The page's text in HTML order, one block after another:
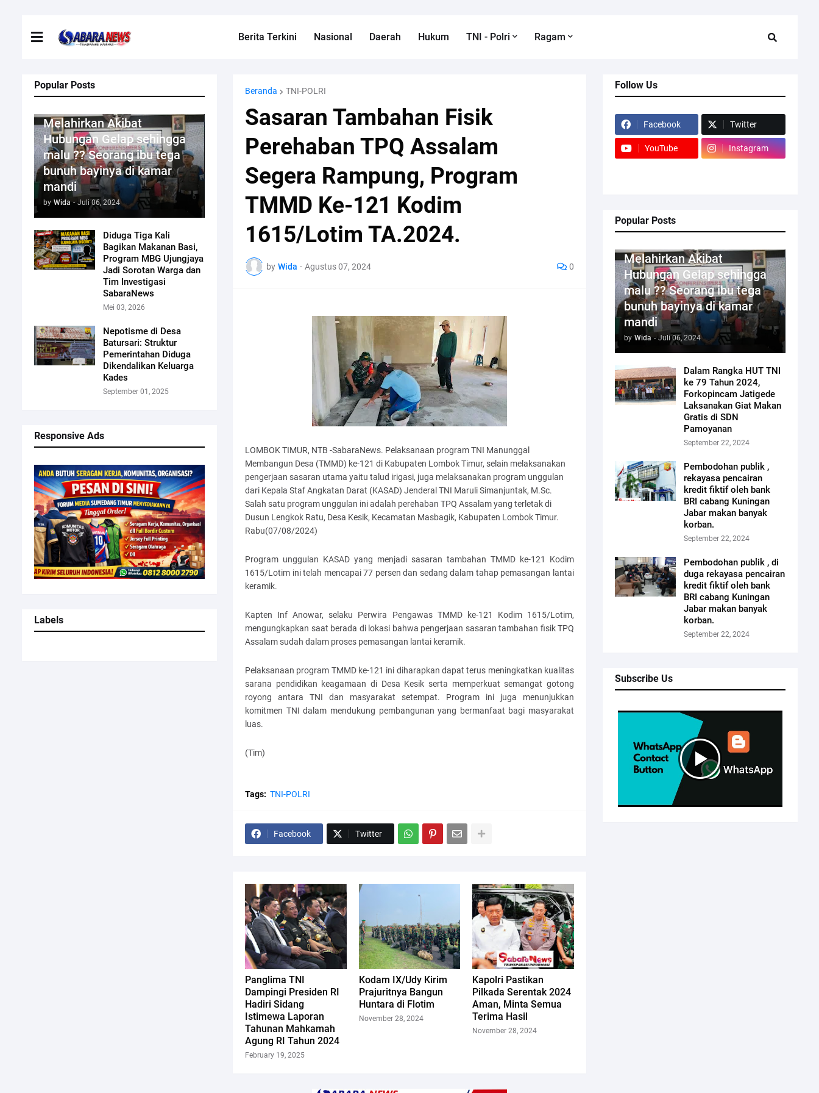
Berita Terkini Nasional Daerah Hukum TNI - Polri Ragam
Popular Posts
Melahirkan Akibat
Hubungan Gelap sehingga
malu ?? Seorang ibu tega
bunuh bayinya di kamar
mandi
by Wida - Juli 06, 2024
Diduga Tiga Kali
Bagikan Makanan Basi,
Program MBG Ujungjaya
Jadi Sorotan Warga dan
Tim Investigasi
SabaraNews
Mei 03, 2026
Nepotisme di Desa
Batursari: Struktur
Pemerintahan Diduga
Dikendalikan Keluarga
Kades
September 01, 2025
Responsive Ads
Labels
Beranda TNI-POLRI
Sasaran Tambahan Fisik
Perehaban TPQ Assalam
Segera Rampung, Program
TMMD Ke-121 Kodim
1615/Lotim TA.2024.
by Wida - Agustus 07, 2024 0
LOMBOK TIMUR, NTB -SabaraNews. Pelaksanaan program TNI Manunggal
Membangun Desa (TMMD) ke-121 di Kabupaten Lombok Timur, selain melaksanakan
pengerjaan sasaran utama yaitu talud irigasi, juga melaksanakan program unggulan
dari Kepala Staf Angkatan Darat (KASAD) Jenderal TNI Maruli Simanjuntak, M.Sc.
Salah satu program unggulan ini adalah perehaban TPQ Assalam yang terletak di
Dusun Lengkok Ratu, Desa Kesik, Kecamatan Masbagik, Kabupaten Lombok Timur.
Rabu(07/08/2024)
Program unggulan KASAD yang menjadi sasaran tambahan TMMD ke-121 Kodim
1615/Lotim ini telah mencapai 77 persen dan sedang dalam tahap pemasangan lantai
keramik.
Kapten Inf Anowar, selaku Perwira Pengawas TMMD ke-121 Kodim 1615/Lotim,
mengungkapkan saat berada di lokasi bahwa pengerjaan sasaran tambahan fisik TPQ
Assalam sudah dalam proses pemasangan lantai keramik.
Pelaksanaan program TMMD ke-121 ini diharapkan dapat terus meningkatkan kualitas
sarana pendidikan keagamaan di Desa Kesik serta memperkuat semangat gotong
royong antara TNI dan masyarakat setempat. Program ini juga menunjukkan
komitmen TNI dalam mendukung pembangunan yang bermanfaat bagi masyarakat
luas.
(Tim)
Tags: TNI-POLRI
Facebook Twitter
Panglima TNI
Dampingi Presiden RI
Hadiri Sidang
Istimewa Laporan
Tahunan Mahkamah
Agung RI Tahun 2024
February 19, 2025
Kodam IX/Udy Kirim
Prajuritnya Bangun
Huntara di Flotim
November 28, 2024
Kapolri Pastikan
Pilkada Serentak 2024
Aman, Minta Semua
Terima Hasil
November 28, 2024
Follow Us
Facebook Twitter
YouTube Instagram
Popular Posts
Melahirkan Akibat
Hubungan Gelap sehingga
malu ?? Seorang ibu tega
bunuh bayinya di kamar
mandi
by Wida - Juli 06, 2024
Dalam Rangka HUT TNI
ke 79 Tahun 2024,
Forkopincam Jatigede
Laksanakan Giat Makan
Gratis di SDN
Pamoyanan
September 22, 2024
Pembodohan publik ,
rekayasa pencairan
kredit fiktif oleh bank
BRI cabang Kuningan
Jabar makan banyak
korban.
September 22, 2024
Pembodohan publik , di
duga rekayasa pencairan
kredit fiktif oleh bank
BRI cabang Kuningan
Jabar makan banyak
korban.
September 22, 2024
Subscribe Us